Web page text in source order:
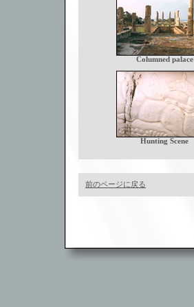
Columned palace
Hunting Scene
前のページに戻る